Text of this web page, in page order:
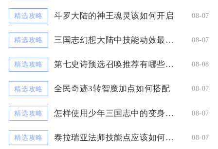
精选攻略 斗罗大陆的神王魂灵该如何开启 08-07
精选攻略 三国志幻想大陆中技能动效最难的是什么 08-07
精选攻略 第七史诗预选召唤推荐有哪些技巧 08-08
精选攻略 全民奇迹3转智魔加点如何搭配 08-07
精选攻略 怎样使用少年三国志中的变身卡卸离 08-07
精选攻略 泰拉瑞亚法师技能点应该如何分配 08-07